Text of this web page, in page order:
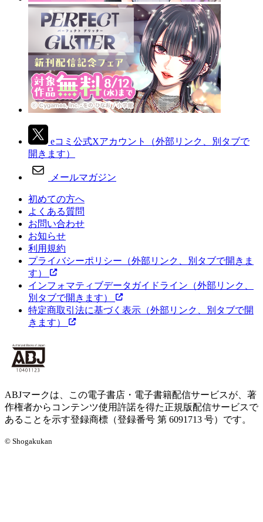
eコミ公式Xアカウント
（外部リンク、別タブで
開きます）
メールマガジン
初めての方へ
よくある質問
お問い合わせ
お知らせ
利用規約
プライバシーポリシー （外部リンク、別タブで開きま
す）
インフォマティブデータガイドライン （外部リンク、
別タブで開きます）
特定商取引法に基づく表示 （外部リンク、別タブで開
きます）
ABJマークは、この電子書店・電子書籍配信サービスが、著
作権者からコンテンツ使用許諾を得た正規版配信サービスで
あることを示す登録商標（登録番号 第 6091713 号）です。
© Shogakukan